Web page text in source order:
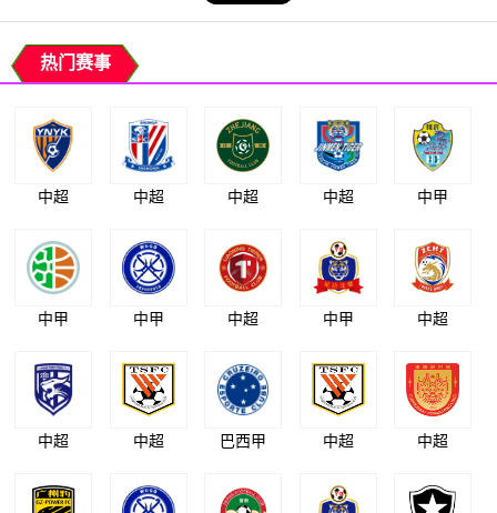
热门赛事
中超 中超 中超 中超 中甲
中甲 中甲 中超 中甲 中超
中超 中超 巴西甲 中超 中超